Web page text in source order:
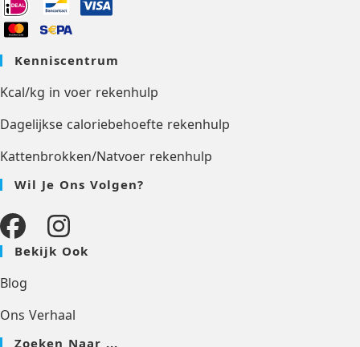
Kenniscentrum
Kcal/kg in voer rekenhulp
Dagelijkse caloriebehoefte rekenhulp
Kattenbrokken/Natvoer rekenhulp
Wil Je Ons Volgen?
Bekijk Ook
Blog
Ons Verhaal
Zoeken Naar ...